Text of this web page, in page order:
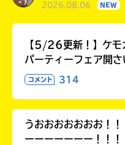
2026.08.06 NEW
【5/26更新！】ケモ
パーティーフェア開さ
コメント 314
うおおおおおおお！
ーーーーーーー！！！